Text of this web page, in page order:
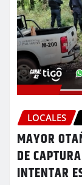
LOCALES
MAYOR
DE
INTENTAR